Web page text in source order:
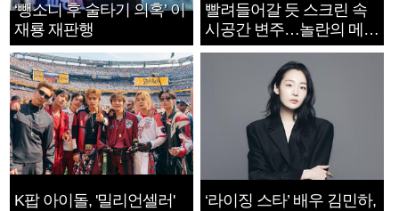
‘뺑소니 후 술타기 의혹’ 이
재룡 재판행
빨려들어갈 듯 스크린 속
시공간 변주…놀란의 메시
지는 ‘전쟁 속죄’
K팝 아이돌, '밀리언셀러' ‘라이징 스타’ 배우 김민하,